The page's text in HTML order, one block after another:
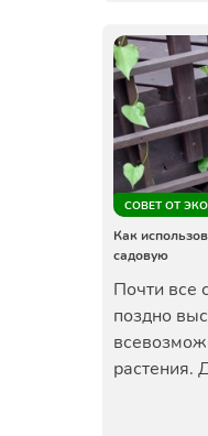
СОВЕТ ОТ
Как
садовую
Почти все
поздно
растения.